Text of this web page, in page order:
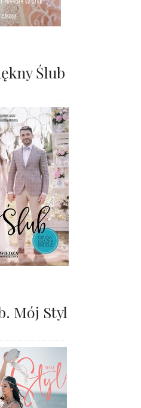
Ślub
Mój Styl